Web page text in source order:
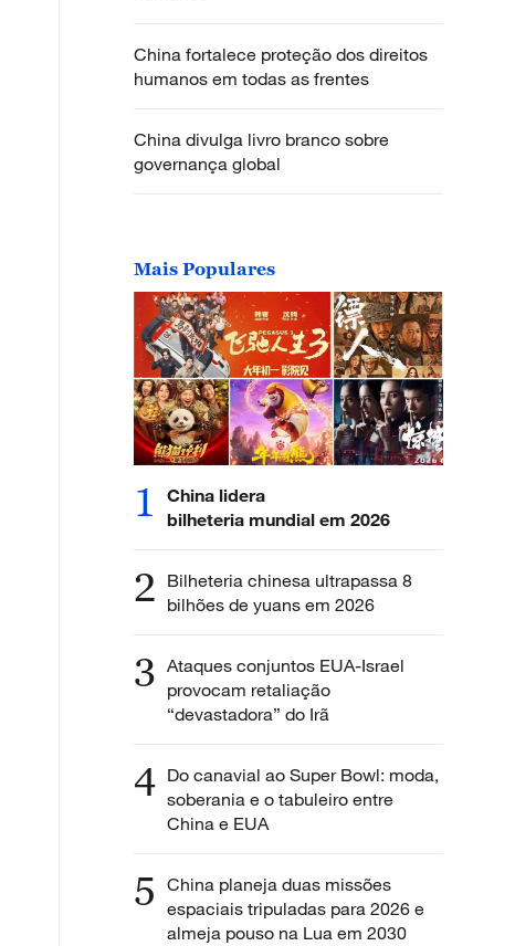
China fortalece proteção dos direitos
humanos em todas as frentes
China divulga livro branco sobre
governança global
Mais Populares
1
China lidera
bilheteria mundial em 2026
2 Bilheteria chinesa ultrapassa 8
bilhões de yuans em 2026
3 Ataques conjuntos EUA-Israel
provocam retaliação
“devastadora” do Irã
4 Do canavial ao Super Bowl: moda,
soberania e o tabuleiro entre
China e EUA
5 China planeja duas missões
espaciais tripuladas para 2026 e
almeja pouso na Lua em 2030